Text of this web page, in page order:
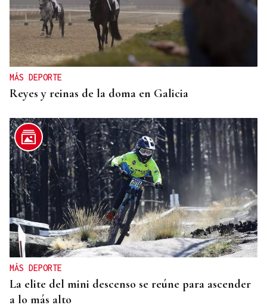
MÁS DEPORTE
Reyes y reinas de la doma en Galicia
MÁS DEPORTE
La elite del mini descenso se reúne para ascender
a lo más alto